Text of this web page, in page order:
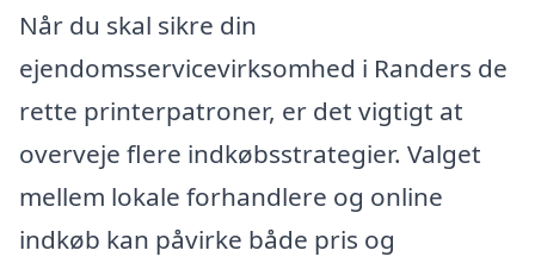
Når du skal sikre din
ejendomsservicevirksomhed i Randers de
rette printerpatroner, er det vigtigt at
overveje flere indkøbsstrategier. Valget
mellem lokale forhandlere og online
indkøb kan påvirke både pris og